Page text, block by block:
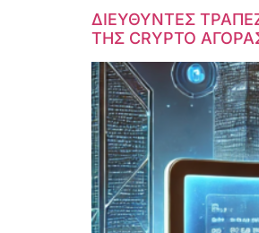
ΔΙΕΥΘΥΝΤΕΣ
ΤΗΣ CRYPTO